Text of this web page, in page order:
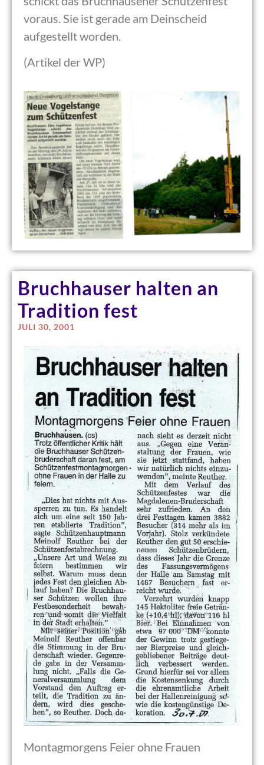
voraus. Sie ist gerade am Deinscheid
aufgestellt worden.
(Artikel der WP)
Bruchhauser halten an
Tradition fest
JULI 30, 2001
Montagmorgens Feier ohne Frauen